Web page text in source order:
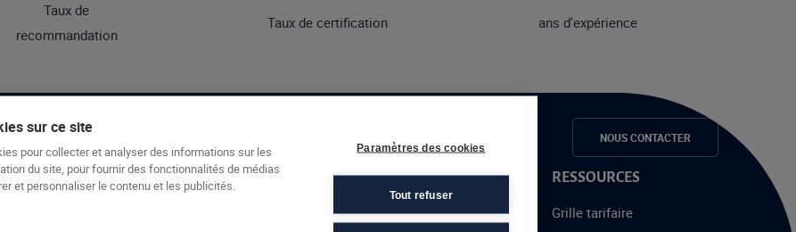
Formations Espace candidats NOUS CONTACTER
Taux de
recommandation
Taux de certification ans d'expérience
PRESTATIONS À PROPOS
Talent
RESSOURCES
Grille tarifaire
sur ce site
pour collecter et analyser des informations sur les
du site, pour fournir des fonctionnalités de médias
et personnaliser le contenu et les publicités.
Paramètres des cookies
Tout refuser